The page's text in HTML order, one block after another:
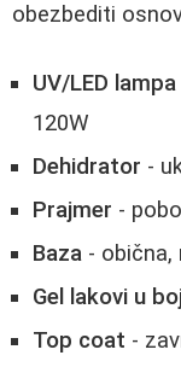
obezbediti
UV/LED lampa
120W
Dehidrator -
Prajmer -
Baza - obična,
Gel lakovi u
Top coat -